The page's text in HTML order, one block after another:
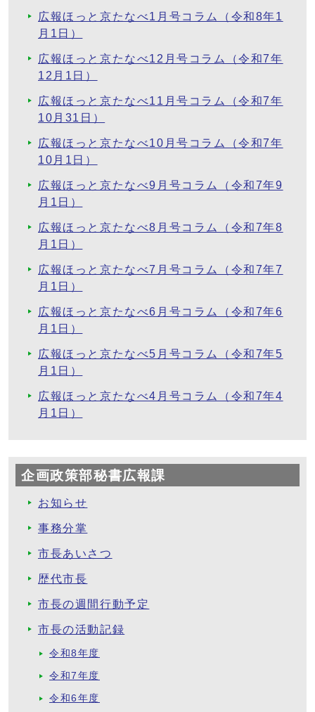
広報ほっと京たなべ1月号コラム（令和8年1
月1日）
広報ほっと京たなべ12月号コラム（令和7年
12月1日）
広報ほっと京たなべ11月号コラム（令和7年
10月31日）
広報ほっと京たなべ10月号コラム（令和7年
10月1日）
広報ほっと京たなべ9月号コラム（令和7年9
月1日）
広報ほっと京たなべ8月号コラム（令和7年8
月1日）
広報ほっと京たなべ7月号コラム（令和7年7
月1日）
広報ほっと京たなべ6月号コラム（令和7年6
月1日）
広報ほっと京たなべ5月号コラム（令和7年5
月1日）
広報ほっと京たなべ4月号コラム（令和7年4
月1日）
企画政策部秘書広報課
お知らせ
事務分掌
市長あいさつ
歴代市長
市長の週間行動予定
市長の活動記録
令和8年度
令和7年度
令和6年度